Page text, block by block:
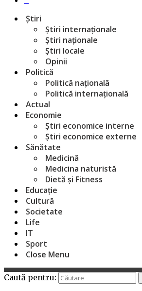
Știri
Știri internaționale
Știri naționale
Știri locale
Opinii
Politică
Politică națională
Politică internațională
Actual
Economie
Știri economice interne
Știri economice externe
Sănătate
Medicină
Medicina naturistă
Dietă și Fitness
Educație
Cultură
Societate
Life
IT
Sport
Close Menu
Caută pentru: